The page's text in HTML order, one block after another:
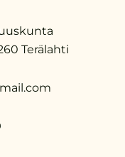
Terälahti